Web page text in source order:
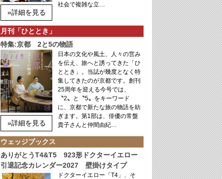
»詳細を見る
社会で複雑な立…
月刊「ひととき」
特集:京都 2と5の物語
»詳細を見る
日本の文化や風土、人々の営み
を伝え、旅へと誘ってきた「ひ
ととき」。当誌が幾度となく特
集してきたのが京都です。創刊
25周年を迎える今号では、
〝2〟と〝5〟をキーワード
に、京都で新たな旅の物語を紡
ぎます。第1部は、俳優の常盤
貴子さんと仲間由紀…
ウェッジブックス
ありがとうT4&T5 923形ドクターイエロー
引退記念カレンダー2027 壁掛けタイプ
ドクターイエロー「T4」、そ